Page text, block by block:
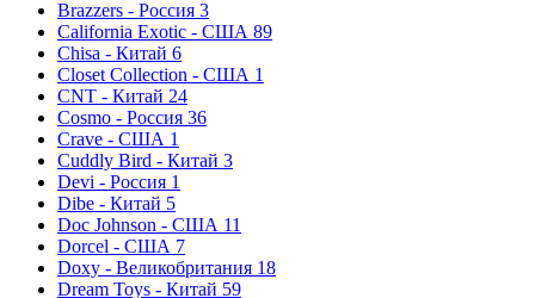
Brazzers - Россия 3
California Exotic - США 89
Chisa - Китай 6
Closet Collection - США 1
CNT - Китай 24
Cosmo - Россия 36
Crave - США 1
Cuddly Bird - Китай 3
Devi - Россия 1
Dibe - Китай 5
Doc Johnson - США 11
Dorcel - США 7
Doxy - Великобритания 18
Dream Toys - Китай 59